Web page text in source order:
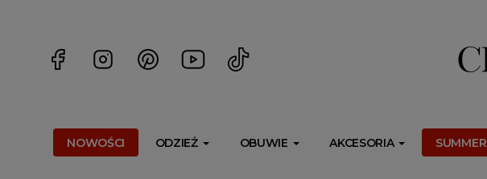
NOWOŚCI ODZIEŻ OBUWIE AKCESORIA SUMMER